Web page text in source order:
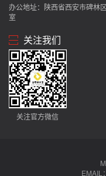
办公地址：陕西省西安市碑林
室
关注我们
关注官方微信
EMAIL